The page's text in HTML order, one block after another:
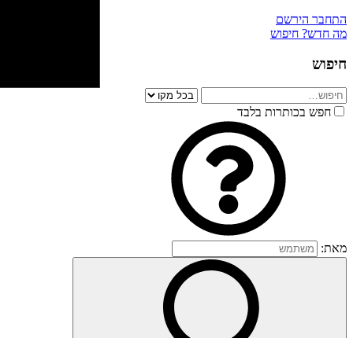
התחבר הירשם
מה חדש? חיפוש
חיפוש
חפש בכותרות בלבד
מאת: